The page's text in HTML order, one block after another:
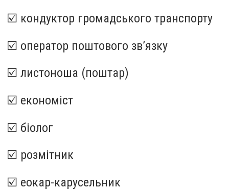
☑️ кондуктор громадського транспорту
☑️ оператор поштового зв’язку
☑️ листоноша (поштар)
☑️ економіст
☑️ біолог
☑️ розмітник
☑️ еокар-карусельник